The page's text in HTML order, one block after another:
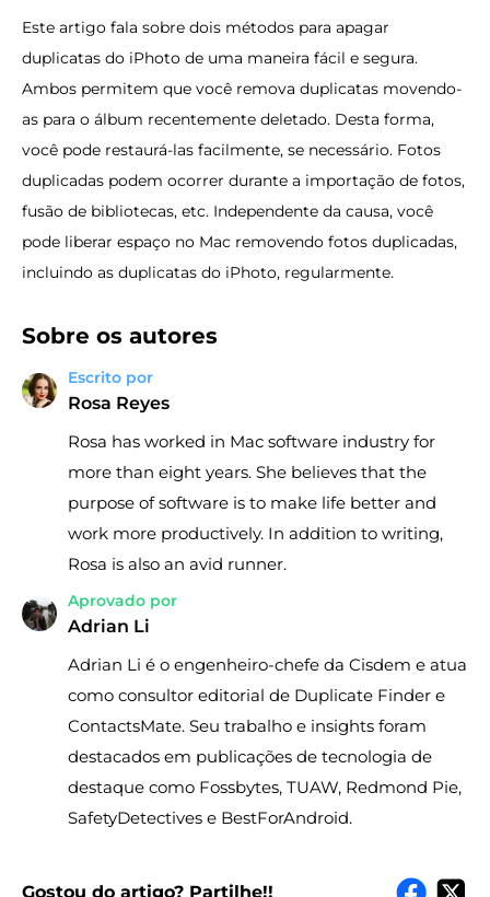
Este artigo fala sobre dois métodos para apagar
duplicatas do iPhoto de uma maneira fácil e segura.
Ambos permitem que você remova duplicatas movendo-
as para o álbum recentemente deletado. Desta forma,
você pode restaurá-las facilmente, se necessário. Fotos
duplicadas podem ocorrer durante a importação de fotos,
fusão de bibliotecas, etc. Independente da causa, você
pode liberar espaço no Mac removendo fotos duplicadas,
incluindo as duplicatas do iPhoto, regularmente.
Sobre os autores
Escrito por
Rosa Reyes
Rosa has worked in Mac software industry for
more than eight years. She believes that the
purpose of software is to make life better and
work more productively. In addition to writing,
Rosa is also an avid runner.
Aprovado por
Adrian Li
Adrian Li é o engenheiro-chefe da Cisdem e atua
como consultor editorial de Duplicate Finder e
ContactsMate. Seu trabalho e insights foram
destacados em publicações de tecnologia de
destaque como Fossbytes, TUAW, Redmond Pie,
SafetyDetectives e BestForAndroid.
Gostou do artigo? Partilhe!!